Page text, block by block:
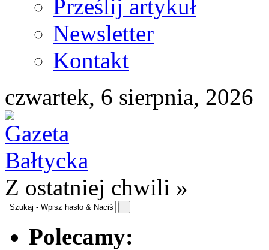
Prześlij artykuł
Newsletter
Kontakt
czwartek, 6 sierpnia, 2026
Z ostatniej chwili »
Polecamy: